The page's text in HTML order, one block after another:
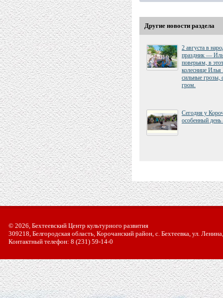
Другие новости раздела
2 августа в
праздник —
поверьям, в
колеснице
сильные грозы,
гром.
Сегодня у
особенный
© 2026, Бехтеевский Центр культурного развития
309218, Белгородская область, Корочанский район, с. Бехтеевка, ул.
Контактный телефон: 8 (231) 59-14-0